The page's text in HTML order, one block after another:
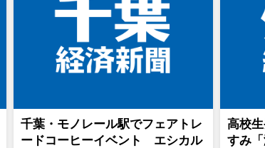
千葉・モノレール駅でフェアトレ
ードコーヒーイベント エシカル
高校
すみ